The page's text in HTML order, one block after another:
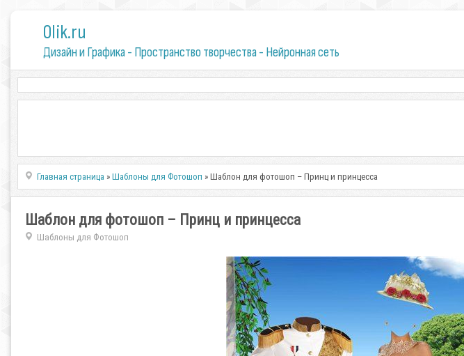
0lik.ru
Дизайн и Графика - Пространство творчества - Нейронная сеть
Главная страница »Шаблоны для Фотошоп » Шаблон для фотошоп – Принц и принцесса
Шаблон для фотошоп – Принц и принцесса
Шаблоны для Фотошоп